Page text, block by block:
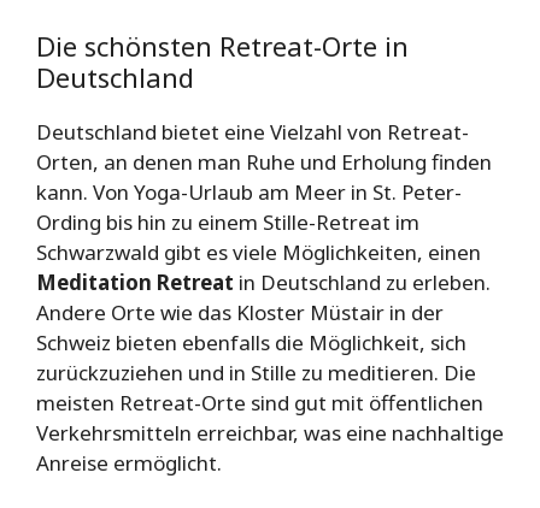
Die schönsten Retreat-Orte in
Deutschland
Deutschland bietet eine Vielzahl von Retreat-
Orten, an denen man Ruhe und Erholung finden
kann. Von Yoga-Urlaub am Meer in St. Peter-
Ording bis hin zu einem Stille-Retreat im
Schwarzwald gibt es viele Möglichkeiten, einen
Meditation Retreat in Deutschland zu erleben.
Andere Orte wie das Kloster Müstair in der
Schweiz bieten ebenfalls die Möglichkeit, sich
zurückzuziehen und in Stille zu meditieren. Die
meisten Retreat-Orte sind gut mit öffentlichen
Verkehrsmitteln erreichbar, was eine nachhaltige
Anreise ermöglicht.